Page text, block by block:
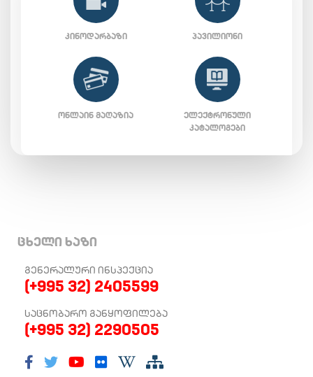
ᲙᲘᲜᲝᲓᲐᲠᲑᲐᲖᲘ ᲞᲐᲕᲘᲚᲘᲝᲜᲘ
ᲝᲜᲚᲐᲘᲜ ᲛᲐᲦᲐᲖᲘᲐ
ᲔᲚᲔᲥᲢᲠᲝᲜᲣᲚᲘ
ᲙᲐᲢᲐᲚᲝᲒᲔᲑᲘ
ცხელი ხაზი
ᲒᲔᲜᲔᲠᲐᲚᲣᲠᲘ ᲘᲜᲡᲞᲔᲥᲪᲘᲐ
(+995 32) 2405599
ᲡᲐᲪᲜᲝᲑᲐᲠᲝ ᲒᲐᲜᲧᲝᲤᲘᲚᲔᲑᲐ
(+995 32) 2290505